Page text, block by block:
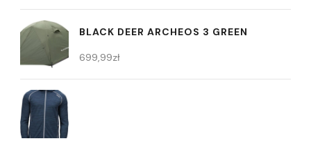
BLACK DEER ARCHEOS 3 GREEN
699,99zł